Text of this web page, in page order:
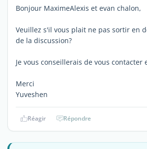
Bonjour MaximeAlexis et evan chalon,
Veuillez s'il vous plait ne pas sortir en
de la discussion?
Je vous conseillerais de vous contacter
Merci
Yuveshen
Réagir Répondre